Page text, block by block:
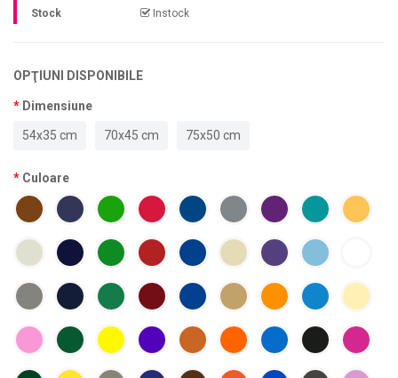
Stock
Instock
OPŢIUNI DISPONIBILE
Dimensiune
54x35 cm 70x45 cm 75x50 cm
Culoare